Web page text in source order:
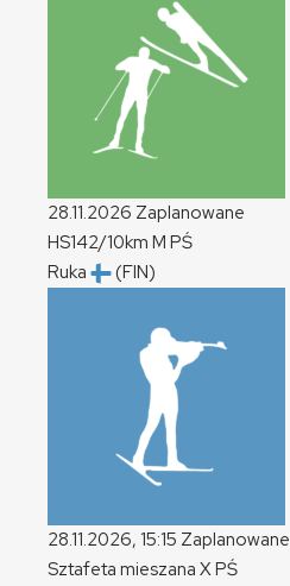
28.11.2026 Zaplanowane
HS142/10km M PŚ
Ruka
(FIN)
28.11.2026, 15:15 Zaplanowane
Sztafeta mieszana XPŚ